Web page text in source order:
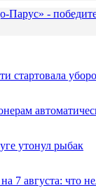
Парус» -
стартовала
утонул рыбак
7 августа: что